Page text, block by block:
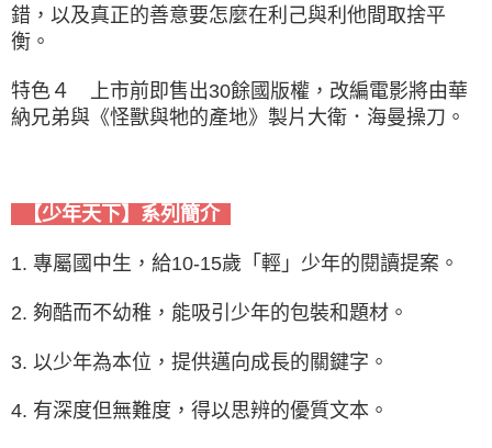
錯，以及真正的善意要怎麼在利己與利他間取捨平
衡。
特色４ 上市前即售出30餘國版權，改編電影將由華
納兄弟與《怪獸與牠的產地》製片大衛．海曼操刀。
【少年天下】系列簡介
1. 專屬國中生，給10-15歲「輕」少年的閱讀提案。
2. 夠酷而不幼稚，能吸引少年的包裝和題材。
3. 以少年為本位，提供邁向成長的關鍵字。
4. 有深度但無難度，得以思辨的優質文本。